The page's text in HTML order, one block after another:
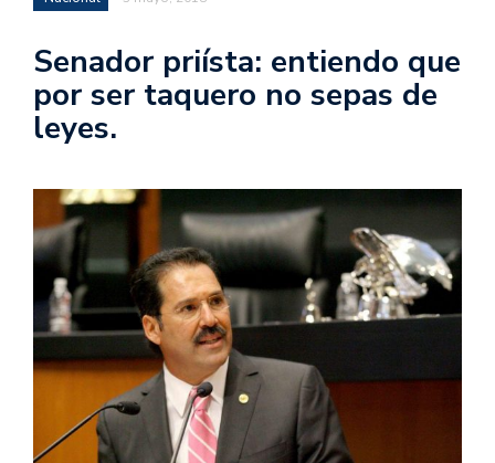
Senador priísta: entiendo que
por ser taquero no sepas de
leyes.